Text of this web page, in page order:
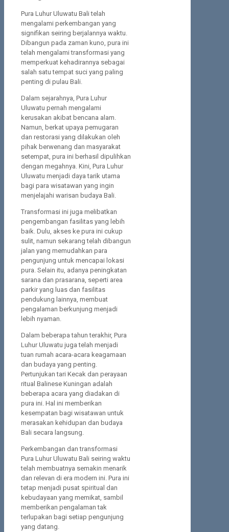
Pura Luhur Uluwatu Bali telah
mengalami perkembangan yang
signifikan seiring berjalannya waktu.
Dibangun pada zaman kuno, pura ini
telah mengalami transformasi yang
memperkuat kehadirannya sebagai
salah satu tempat suci yang paling
penting di pulau Bali.
Dalam sejarahnya, Pura Luhur
Uluwatu pernah mengalami
kerusakan akibat bencana alam.
Namun, berkat upaya pemugaran
dan restorasi yang dilakukan oleh
pihak berwenang dan masyarakat
setempat, pura ini berhasil dipulihkan
dengan megahnya. Kini, Pura Luhur
Uluwatu menjadi daya tarik utama
bagi para wisatawan yang ingin
menjelajahi warisan budaya Bali.
Transformasi ini juga melibatkan
pengembangan fasilitas yang lebih
baik. Dulu, akses ke pura ini cukup
sulit, namun sekarang telah dibangun
jalan yang memudahkan para
pengunjung untuk mencapai lokasi
pura. Selain itu, adanya peningkatan
sarana dan prasarana, seperti area
parkir yang luas dan fasilitas
pendukung lainnya, membuat
pengalaman berkunjung menjadi
lebih nyaman.
Dalam beberapa tahun terakhir, Pura
Luhur Uluwatu juga telah menjadi
tuan rumah acara-acara keagamaan
dan budaya yang penting.
Pertunjukan tari Kecak dan perayaan
ritual Balinese Kuningan adalah
beberapa acara yang diadakan di
pura ini. Hal ini memberikan
kesempatan bagi wisatawan untuk
merasakan kehidupan dan budaya
Bali secara langsung.
Perkembangan dan transformasi
Pura Luhur Uluwatu Bali seiring waktu
telah membuatnya semakin menarik
dan relevan di era modern ini. Pura ini
tetap menjadi pusat spiritual dan
kebudayaan yang memikat, sambil
memberikan pengalaman tak
terlupakan bagi setiap pengunjung
yang datang.